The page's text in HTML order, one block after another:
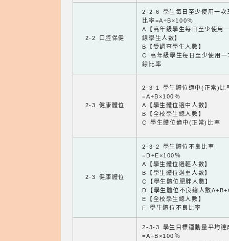
2-2 口腔保健
2-2-6 學生每日至少使用一次
比率=A÷B×100％
A【高年級學生每日至少使用
線學生人數】
B【受調查學生人數】
C 高年級學生每日至少使用一
線比率
2-3 健康體位
2-3-1 學生體位適中(正常)比
=A÷B×100％
A【學生體位適中人數】
B【全校學生總人數】
C 學生體位適中(正常)比率
2-3 健康體位
2-3-2 學生體位不良比率
=D÷E×100％
A【學生體位過輕人數】
B【學生體位過重人數】
C【學生體位肥胖人數】
D【學生體位不良總人數
E【全校學生總人數】
F 學生體位不良比率
2-3-3 學生目標運動量平均達
=A÷B×100％